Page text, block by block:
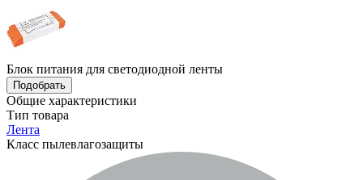
Блок питания для светодиодной ленты
Подобрать
Общие характеристики
Тип товара
Лента
Класс пылевлагозащиты